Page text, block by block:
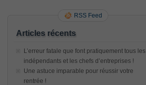
RSS Feed
Articles récents
L’erreur fatale que font pratiquement tous les
indépendants et les chefs d’entreprises !
Une astuce imparable pour réussir votre
rentrée !